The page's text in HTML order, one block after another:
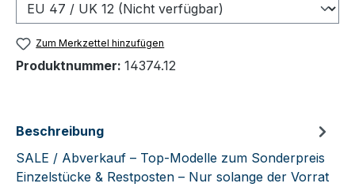
Zum Merkzettel hinzufügen
Produktnummer: 14374.12
Beschreibung
SALE / Abverkauf – Top-Modelle zum Sonderpreis
Einzelstücke & Restposten – Nur solange der Vorrat